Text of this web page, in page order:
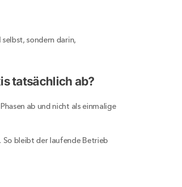
sondern darin,
tatsächlich ab?
ab und nicht als einmalige
bleibt der laufende Betrieb